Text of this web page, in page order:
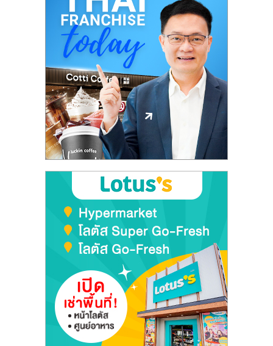
ปรึกษา
การ
ลงทุน
และ
ขยาย
ไชส์,